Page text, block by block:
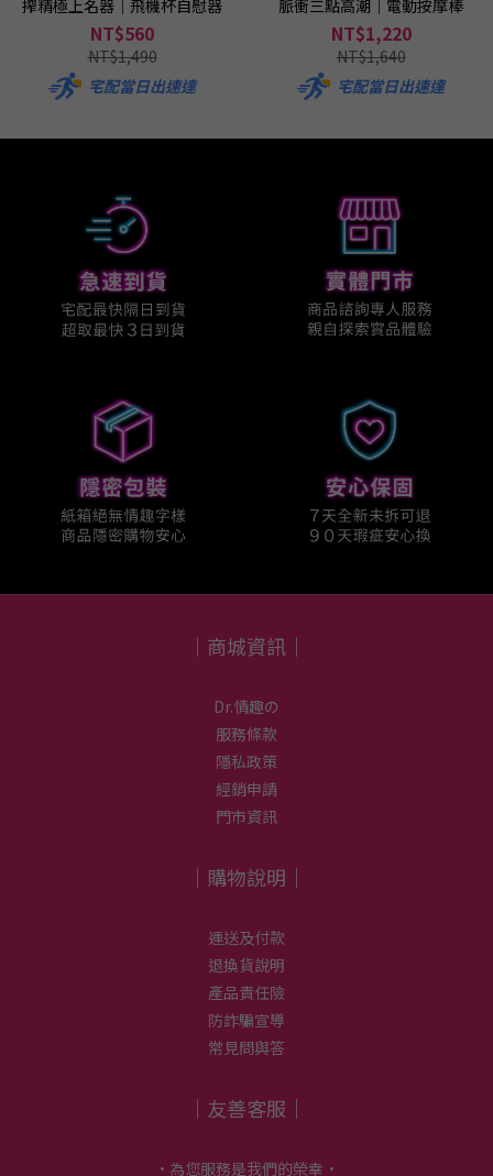
搾精極上名器｜飛機杯自慰器
NT$560
NT$1,490
宅配當日出速達
脈衝三點高潮｜電動按摩棒
NT$1,220
NT$1,640
宅配當日出速達
｜商城資訊｜
Dr.情趣の
服務條款
隱私政策
經銷申請
門市資訊
｜購物說明｜
運送及付款
退換貨說明
產品責任險
防詐騙宣導
常見問與答
｜友善客服｜
•為您服務是我們的榮幸•